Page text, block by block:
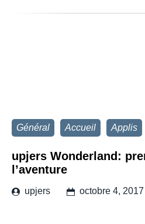
Général Accueil Applis
upjers Wonderland:
l’aventure
upjers octobre 4, 2017